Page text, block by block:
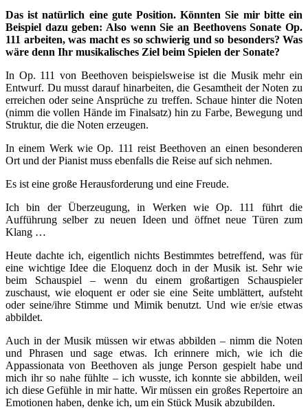
Das ist natürlich eine gute Position. Könnten Sie mir bitte ein
Beispiel dazu geben: Also wenn Sie an Beethovens Sonate Op.
111 arbeiten, was macht es so schwierig und so besonders? Was
wäre denn Ihr musikalisches Ziel beim Spielen der Sonate?
In Op. 111 von Beethoven beispielsweise ist die Musik mehr ein
Entwurf. Du musst darauf hinarbeiten, die Gesamtheit der Noten zu
erreichen oder seine Ansprüche zu treffen. Schaue hinter die Noten
(nimm die vollen Hände im Finalsatz) hin zu Farbe, Bewegung und
Struktur, die die Noten erzeugen.
In einem Werk wie Op. 111 reist Beethoven an einen besonderen
Ort und der Pianist muss ebenfalls die Reise auf sich nehmen.
Es ist eine große Herausforderung und eine Freude.
Ich bin der Überzeugung, in Werken wie Op. 111 führt die
Aufführung selber zu neuen Ideen und öffnet neue Türen zum
Klang …
Heute dachte ich, eigentlich nichts Bestimmtes betreffend, was für
eine wichtige Idee die Eloquenz doch in der Musik ist. Sehr wie
beim Schauspiel – wenn du einem großartigen Schauspieler
zuschaust, wie eloquent er oder sie eine Seite umblättert, aufsteht
oder seine/ihre Stimme und Mimik benutzt. Und wie er/sie etwas
abbildet.
Auch in der Musik müssen wir etwas abbilden – nimm die Noten
und Phrasen und sage etwas. Ich erinnere mich, wie ich die
Appassionata von Beethoven als junge Person gespielt habe und
mich ihr so nahe fühlte – ich wusste, ich konnte sie abbilden, weil
ich diese Gefühle in mir hatte. Wir müssen ein großes Repertoire an
Emotionen haben, denke ich, um ein Stück Musik abzubilden.